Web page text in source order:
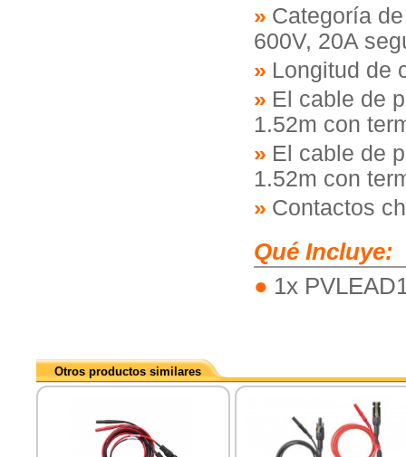
Categoría
600V, 20A
Longitud de
El cable de
1.52m con
El cable de
1.52m con
Contactos
Qué Incluye:
1x
Otros productos similares